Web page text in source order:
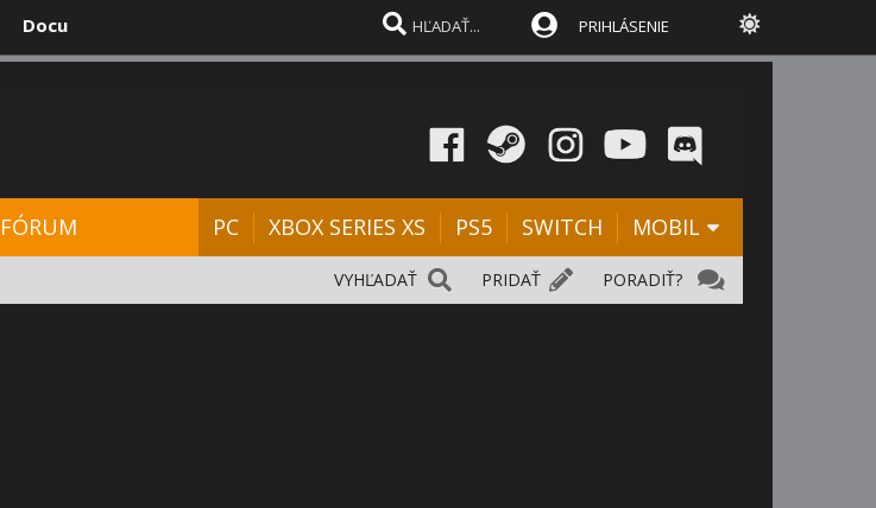
Docu PRIHLÁSENIE
FÓRUM PC XBOX SERIES XS PS5 SWITCH MOBIL
PORADIŤ?
PRIDAŤ
VYHĽADAŤ